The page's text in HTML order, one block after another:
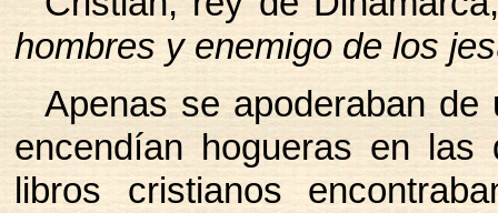
hombres y enemigo de los
Apenas se apoderaban
encendían hogueras en
libros cristianos